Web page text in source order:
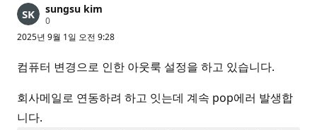
sungsu kim
0평
포
트
2025년 9월 1일 오전 9:28
컴퓨터 변경으로 인한 아웃룩 설정을 하고 있습니다.
회사메일로 연동하려 하고 잇는데 계속 pop에러 발생합
니다.